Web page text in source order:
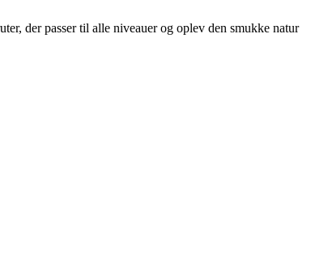
der passer til alle niveauer og oplev den smukke natur